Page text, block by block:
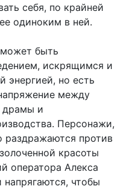
себя, по крайней
одиноким в ней.
быть
искрящимся и
энергией, но есть
между
драмы и
Персонажи,
раздражаются против
красоты
оператора Алекса
напрягаются, чтобы